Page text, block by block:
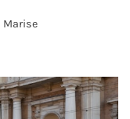
Marise